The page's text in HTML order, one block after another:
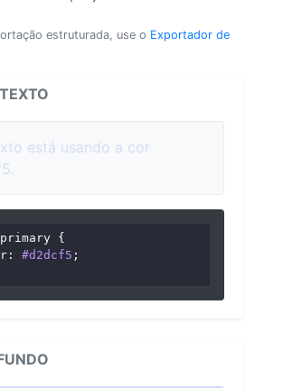
estruturada, use o Exportador de
está usando a cor
{
: #d2dcf5 ;